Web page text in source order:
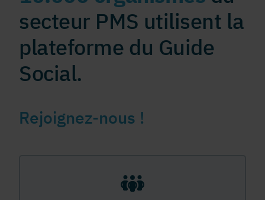
secteur PMS utilisent la
plateforme du Guide
Social.
Rejoignez-nous !